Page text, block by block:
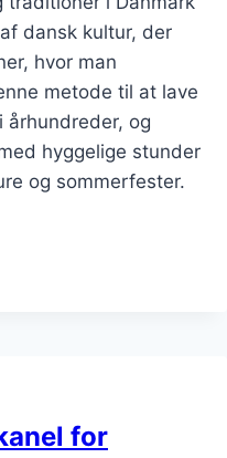
dansk kultur, der
hvor man
metode til at lave
og
hyggelige stunder
og sommerfester.
for